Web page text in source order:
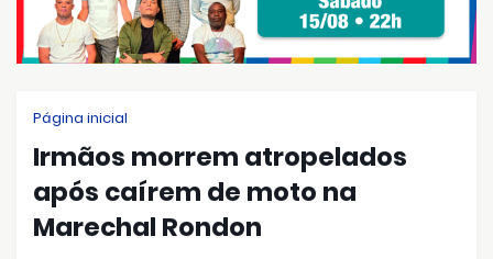
Página inicial
Irmãos morrem atropelados
após caírem de moto na
Marechal Rondon